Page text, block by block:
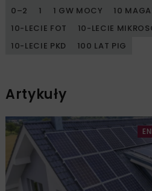
0–2
1 1 GW MOCY
10
10-LECIE FOT
10-LECIE
10-LECIE PKD
100 LAT PIG
Artykuły